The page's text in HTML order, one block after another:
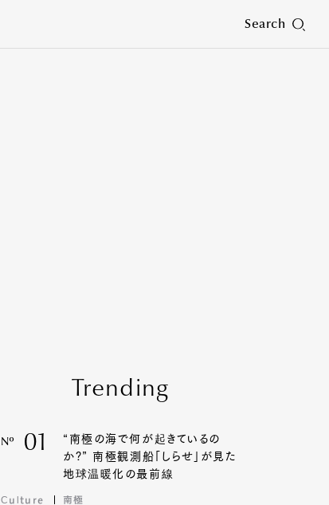
Search
Trending
Nº 01
“南極の海で何が起きているの
か?” 南極観測船「しらせ」が見た
地球温暖化の最前線
Culture 南極